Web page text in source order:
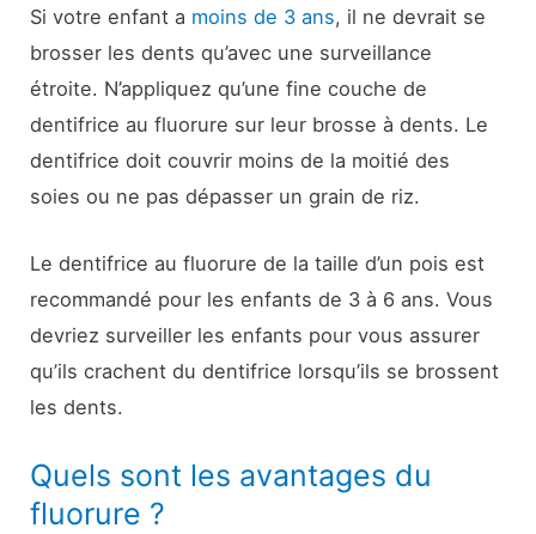
Si votre enfant a moins de 3 ans, il ne devrait se
brosser les dents qu’avec une surveillance
étroite. N’appliquez qu’une fine couche de
dentifrice au fluorure sur leur brosse à dents. Le
dentifrice doit couvrir moins de la moitié des
soies ou ne pas dépasser un grain de riz.
Le dentifrice au fluorure de la taille d’un pois est
recommandé pour les enfants de 3 à 6 ans. Vous
devriez surveiller les enfants pour vous assurer
qu’ils crachent du dentifrice lorsqu’ils se brossent
les dents.
Quels sont les avantages du
fluorure ?